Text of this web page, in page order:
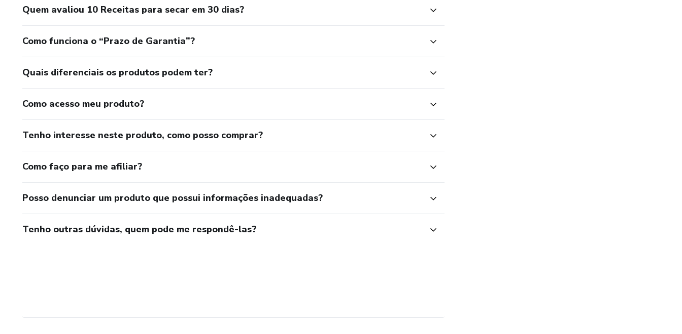
Quem avaliou 10 Receitas para secar em 30 dias?
Como funciona o “Prazo de Garantia”?
Quais diferenciais os produtos podem ter?
Como acesso meu produto?
Tenho interesse neste produto, como posso comprar?
Como faço para me afiliar?
Posso denunciar um produto que possui informações inadequadas?
Tenho outras dúvidas, quem pode me respondê-las?